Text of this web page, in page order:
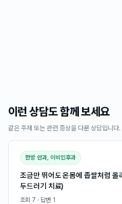
이런 상담도 함께 보세요
같은 주제 또는 관련 증상을 다룬 상담입니다.
한방 안과, 이비인후과
조금만 뛰어도 온몸에 좁쌀처럼
두드러기 치료)
조회 7 · 답변 1